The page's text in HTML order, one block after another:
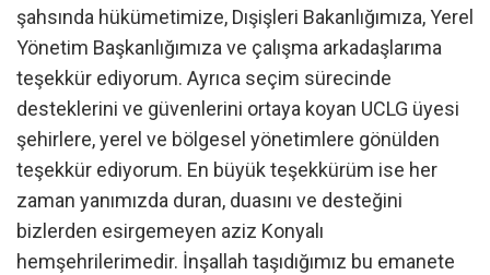
şahsında hükümetimize, Dışişleri Bakanlığımıza, Yerel
Yönetim Başkanlığımıza ve çalışma arkadaşlarıma
teşekkür ediyorum. Ayrıca seçim sürecinde
desteklerini ve güvenlerini ortaya koyan UCLG üyesi
şehirlere, yerel ve bölgesel yönetimlere gönülden
teşekkür ediyorum. En büyük teşekkürüm ise her
zaman yanımızda duran, duasını ve desteğini
bizlerden esirgemeyen aziz Konyalı
hemşehrilerimedir. İnşallah taşıdığımız bu emanete